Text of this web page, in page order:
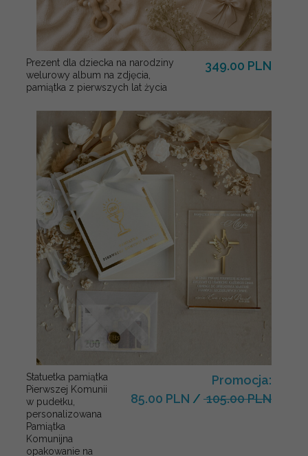
Prezent dla dziecka na narodziny
welurowy album na zdjęcia,
pamiątka z pierwszych lat życia
349.00 PLN
Statuetka pamiątka
Pierwszej Komunii
w pudełku,
personalizowana
Pamiątka
Komunijna
opakowanie na
Promocja:
85.00 PLN / 105.00 PLN